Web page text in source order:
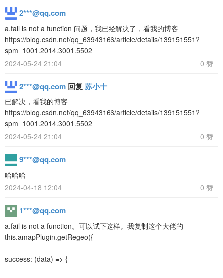
2***@qq.com
a.fail is not a function 问题，我已经解决了，看我的博客
https://blog.csdn.net/qq_63943166/article/details/139151551?
spm=1001.2014.3001.5502
2024-05-24 21:04
0 赞
2***@qq.com 回复 苏小十
已解决，看我的博客
https://blog.csdn.net/qq_63943166/article/details/139151551?
spm=1001.2014.3001.5502
2024-05-24 21:04
0 赞
9***@qq.com
哈哈哈
2024-04-18 12:04
0 赞
1***@qq.com
a.fail is not a function。可以试下这样。我复制这个大佬的
this.amapPlugin.getRegeo({
success: (data) => {